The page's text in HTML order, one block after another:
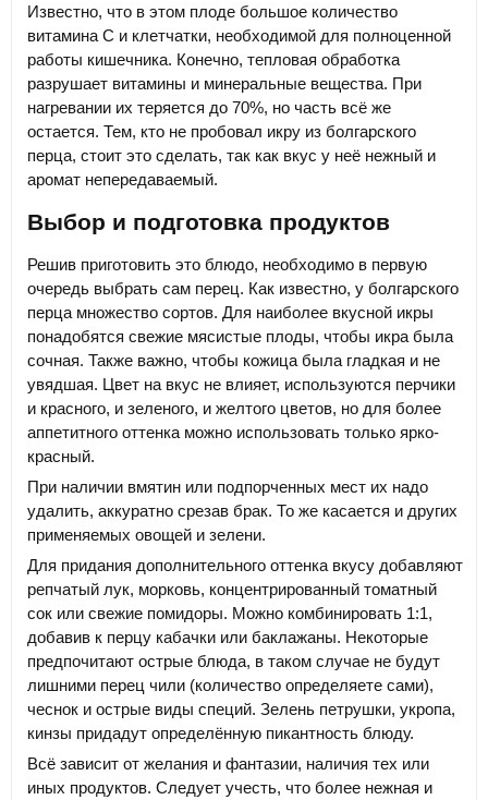
Известно, что в этом плоде большое количество
витамина С и клетчатки, необходимой для полноценной
работы кишечника. Конечно, тепловая обработка
разрушает витамины и минеральные вещества. При
нагревании их теряется до 70%, но часть всё же
остается. Тем, кто не пробовал икру из болгарского
перца, стоит это сделать, так как вкус у неё нежный и
аромат непередаваемый.
Выбор и подготовка продуктов
Решив приготовить это блюдо, необходимо в первую
очередь выбрать сам перец. Как известно, у болгарского
перца множество сортов. Для наиболее вкусной икры
понадобятся свежие мясистые плоды, чтобы икра была
сочная. Также важно, чтобы кожица была гладкая и не
увядшая. Цвет на вкус не влияет, используются перчики
и красного, и зеленого, и желтого цветов, но для более
аппетитного оттенка можно использовать только ярко-
красный.
При наличии вмятин или подпорченных мест их надо
удалить, аккуратно срезав брак. То же касается и других
применяемых овощей и зелени.
Для придания дополнительного оттенка вкусу добавляют
репчатый лук, морковь, концентрированный томатный
сок или свежие помидоры. Можно комбинировать 1:1,
добавив к перцу кабачки или баклажаны. Некоторые
предпочитают острые блюда, в таком случае не будут
лишними перец чили (количество определяете сами),
чеснок и острые виды специй. Зелень петрушки, укропа,
кинзы придадут определённую пикантность блюду.
Всё зависит от желания и фантазии, наличия тех или
иных продуктов. Следует учесть, что более нежная и